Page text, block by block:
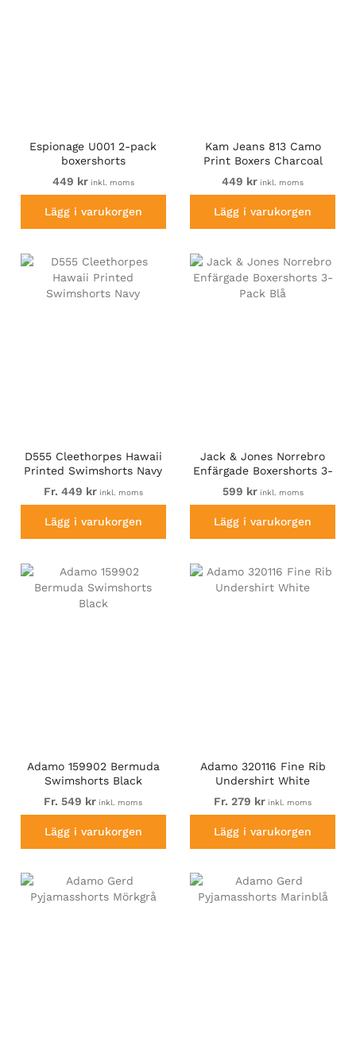
Espionage U001 2-pack
boxershorts
svart/marinblå
449 krinkl. moms
Lägg i varukorgen
Kam Jeans 813 Camo
Print Boxers Charcoal
Khaki
449 kr inkl. moms
Lägg i varukorgen
D555 Cleethorpes Hawaii
Printed Swimshorts Navy
Fr. 449 krinkl. moms
Lägg i varukorgen
Jack & Jones Norrebro
Enfärgade Boxershorts 3-
Pack Blå
599 krinkl. moms
Lägg i varukorgen
Adamo 159902 Bermuda
Swimshorts Black
Fr. 549 kr inkl. moms
Lägg i varukorgen
Adamo 320116 Fine Rib
Undershirt White
Fr. 279 kr inkl. moms
Lägg i varukorgen